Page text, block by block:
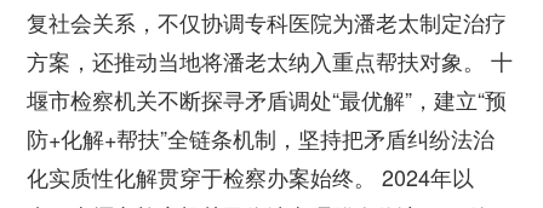
复社会关系，不仅协调专科医院为潘老太制定治疗
方案，还推动当地将潘老太纳入重点帮扶对象。 十
堰市检察机关不断探寻矛盾调处“最优解”，建立“预
防+化解+帮扶”全链条机制，坚持把矛盾纠纷法治
化实质性化解贯穿于检察办案始终。 2024年以